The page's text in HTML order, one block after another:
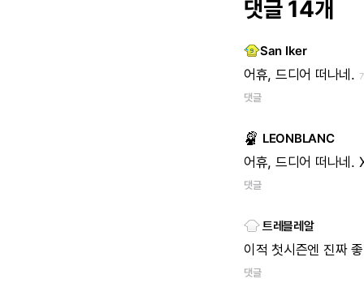
댓글 14개
San Iker
어휴, 드디어 떠나네.
댓글
LEONBLANC
어휴, 드디어 떠나네.
댓글
트레블레알
이적 첫시즌엔 진짜
댓글